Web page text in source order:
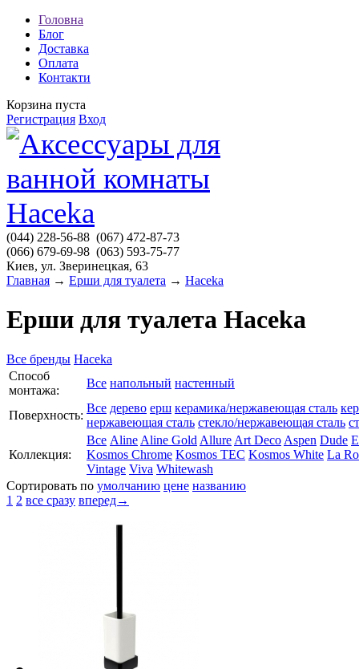
Головна
Блог
Доставка
Оплата
Контакти
Корзина пуста
Регистрация Вход
(044) 228-56-88 (067) 472-87-73
(066) 679-69-98 (063) 593-75-77
Киев, ул. Зверинецкая, 63
Главная → Ерши для туалета → Haceka
Ерши для туалета Haceka
Все бренды Haceka
Способ
монтажа:
Все напольный настенный
Поверхность:
Все дерево ерш керамика/нержавеющая сталь
нержавеющая сталь стекло/нержавеющая сталь
Коллекция:
Все Aline Aline Gold Allure Art Deco Aspen Dude
Kosmos Chrome Kosmos TEC Kosmos White La
Vintage Viva Whitewash
Сортировать по умолчанию цене названию
1 2 все сразу вперед→